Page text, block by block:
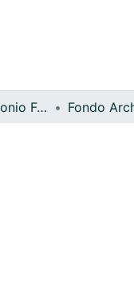
Archivo del Patrimonio Fotográfico y Fílmico del Valle del Cauca